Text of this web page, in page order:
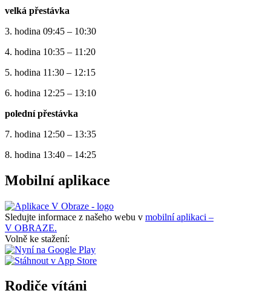
velká přestávka
3. hodina 09:45 – 10:30
4. hodina 10:35 – 11:20
5. hodina 11:30 – 12:15
6. hodina 12:25 – 13:10
polední přestávka
7. hodina 12:50 – 13:35
8. hodina 13:40 – 14:25
Mobilní aplikace
Sledujte informace z našeho webu v mobilní aplikaci –
V OBRAZE.
Volně ke stažení:
Rodiče vítáni